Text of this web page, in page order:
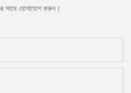
সাথে যোগাযোগ করুন।